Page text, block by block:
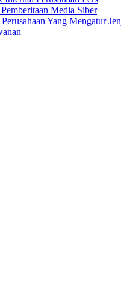
Media Siber
Perusahaan Yang Mengatur